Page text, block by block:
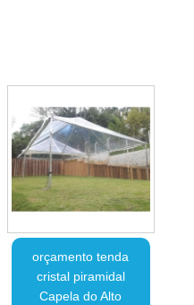
orçamento tenda
cristal piramidal
Capela do Alto